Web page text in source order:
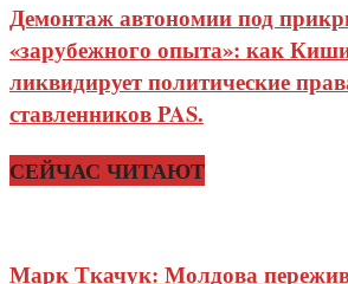
Демонтаж автономии под
«зарубежного опыта»: как
ликвидирует политические
ставленников PAS.
СЕЙЧАС ЧИТАЮТ
Марк Ткачук: Молдова